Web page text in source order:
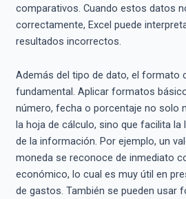
comparativos. Cuando estos datos
correctamente, Excel puede
resultados incorrectos.
Además del tipo de dato, el formato
fundamental. Aplicar formatos
número, fecha o porcentaje no solo
la hoja de cálculo, sino que facilita
de la información. Por ejemplo, un
moneda se reconoce de inmediato
económico, lo cual es muy útil en
de gastos. También se pueden usar